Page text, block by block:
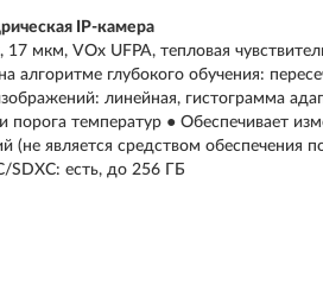
IP-камера
мкм, VOx UFPA, тепловая
алгоритме глубокого обучения:
линейная, гистограмма
порога температур ● Обеспечивает
(не является средством
SDXC: есть, до 256 ГБ